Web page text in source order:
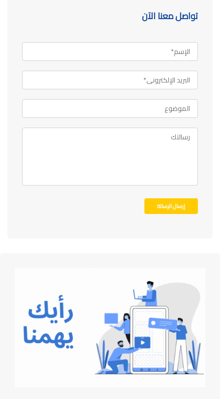
تواصل معنا الآن
إرسال الرسالة